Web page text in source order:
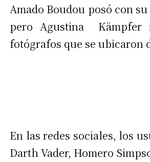
Amado Boudou posó con
pero Agustina Kämpfer
fotógrafos que se ubicaron
En las redes sociales, los
Darth Vader, Homero